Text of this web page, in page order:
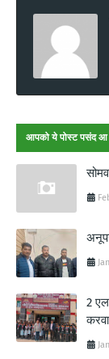
आपको ये पोस्ट पसंद आ
2